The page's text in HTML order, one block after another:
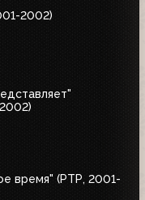
2002)
время" (РТР, 2001-